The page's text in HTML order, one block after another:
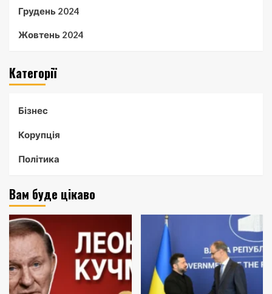
Грудень 2024
Жовтень 2024
Категорії
Бізнес
Корупція
Політика
Вам буде цікаво